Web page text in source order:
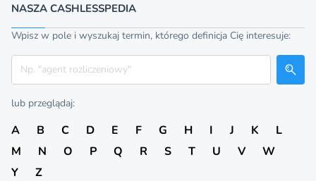
NASZA CASHLESSPEDIA
Wpisz w pole i wyszukaj termin, którego definicja Cię interesuje:
Szukaj
lub przeglądaj:
A B C D E F G H I J K
L
M
N O P Q R S T U V
W
Y
Z